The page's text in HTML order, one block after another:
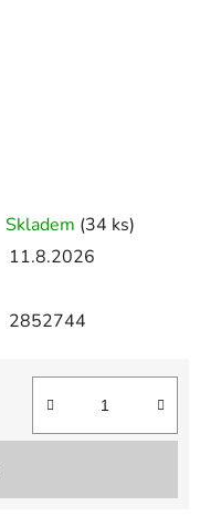
Skladem (34 ks)
11.8.2026
2852744